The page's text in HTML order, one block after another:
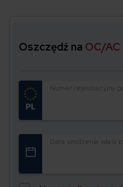
Oszczędź na OC/AC
Numer rejestracyjny
Data urodzenia